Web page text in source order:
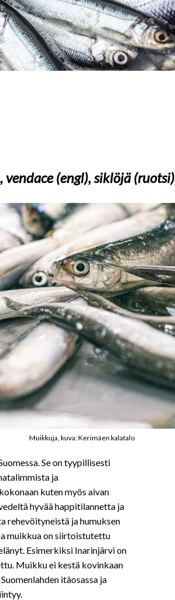
(engl), siklöjä (ruotsi)
Muikkuja, kuva: Kerimäen kalatalo
Se on tyypillisesti
ja
kuten myös aivan
hyvää happitilannetta ja
rehevöityneistä ja humuksen
muikkua on siirtoistutettu
Esimerkiksi Inarinjärvi on
Muikku ei kestä kovinkaan
itäosassa ja